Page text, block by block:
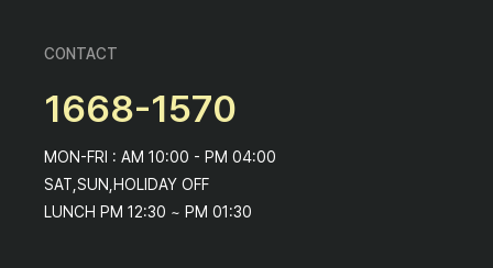
CONTACT
1668-1570
MON-FRI : AM 10:00 - PM 04:00
SAT,SUN,HOLIDAY OFF
LUNCH PM 12:30 ~ PM 01:30